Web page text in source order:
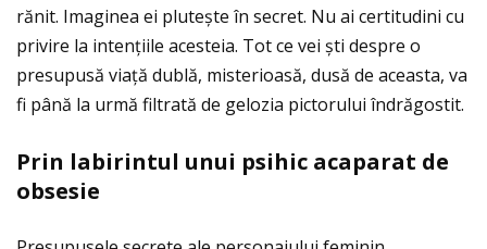
rănit. Imaginea ei plutește în secret. Nu ai certitudini cu
privire la intenţiile acesteia. Tot ce vei ști despre o
presupusă viaţă dublă, misterioasă, dusă de aceasta, va
fi până la urmă filtrată de gelozia pictorului îndrăgostit.
Prin labirintul unui psihic acaparat de
obsesie